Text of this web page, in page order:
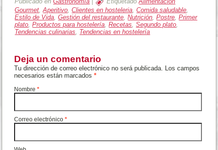
Gourmet ,Aperitivo ,Clientes en hosteleria ,Comida saludable
Estilo de Vida ,Gestión del restaurante ,Nutrición ,Postre ,Primer
plato ,Productos para hostelería ,Recetas ,Segundo plato
Tendencias culinarias
Tendencias en hostelería
Deja un comentario
Tu dirección de correo electrónico no será publicada. Los campos
necesarios están marcados*
Nombre*
Correo electrónico*